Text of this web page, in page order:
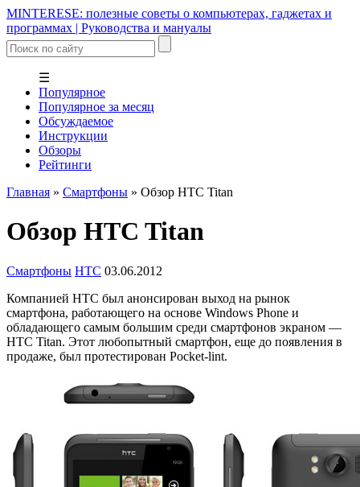
MINTERESE: полезные советы о компьютерах, гаджетах и
программах | Руководства и мануалы
☰
Популярное
Популярное за месяц
Обсуждаемое
Инструкции
Обзоры
Рейтинги
Главная » Смартфоны » Обзор HTC Titan
Обзор HTC Titan
Смартфоны HTC 03.06.2012
Компанией HTC был анонсирован выход на рынок
смартфона, работающего на основе Windows Phone и
обладающего самым большим среди смартфонов экраном —
HTC Titan. Этот любопытный смартфон, еще до появления в
продаже, был протестирован Pocket-lint.